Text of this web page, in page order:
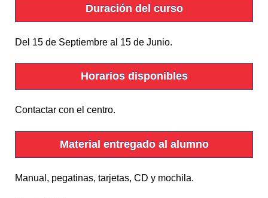
Duración del curso
Del 15 de Septiembre al 15 de Junio.
Horarios disponibles
Contactar con el centro.
Material entregado al alumno
Manual, pegatinas, tarjetas, CD y mochila.